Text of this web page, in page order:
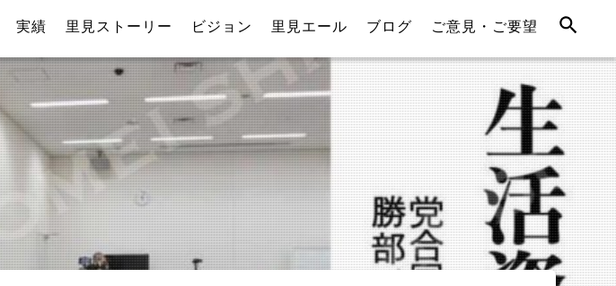
実績 里見ストーリー ビジョン 里見エール ブログ ご意見・ご要望